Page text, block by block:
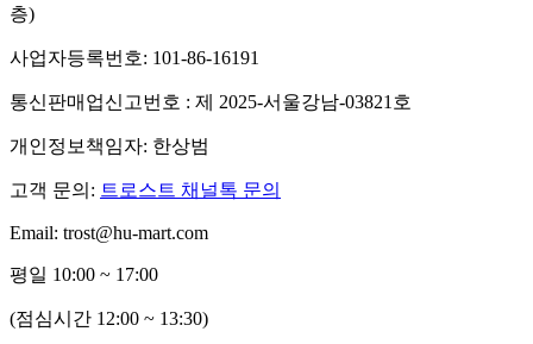
층)
사업자등록번호: 101-86-16191
통신판매업신고번호 : 제 2025-서울강남-03821호
개인정보책임자: 한상범
고객 문의: 트로스트 채널톡 문의
Email: trost@hu-mart.com
평일 10:00 ~ 17:00
(점심시간 12:00 ~ 13:30)